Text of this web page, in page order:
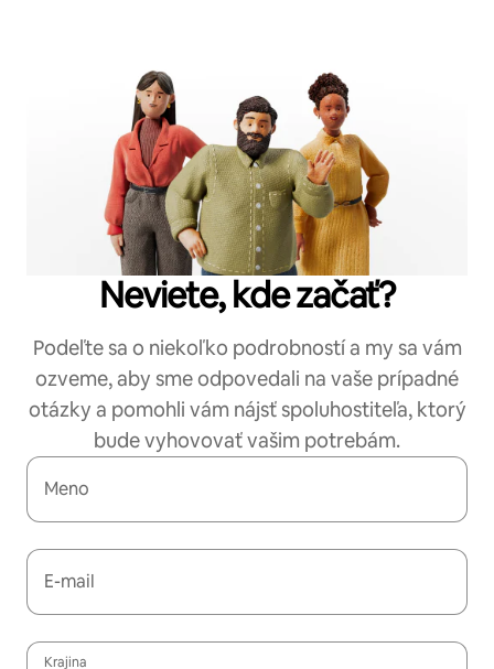
Neviete, kde začať?
Podeľte sa o niekoľko podrobností a my sa vám
ozveme, aby sme odpovedali na vaše prípadné
otázky a pomohli vám nájsť spoluhostiteľa, ktorý
bude vyhovovať vašim potrebám.
Meno
E-mail
Krajina